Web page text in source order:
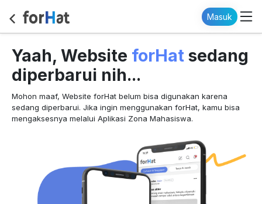
Masuk
Yaah, Website forHat sedang
diperbarui nih...
Mohon maaf, Website forHat belum bisa digunakan karena
sedang diperbarui. Jika ingin menggunakan forHat, kamu bisa
mengaksesnya melalui Aplikasi Zona Mahasiswa.